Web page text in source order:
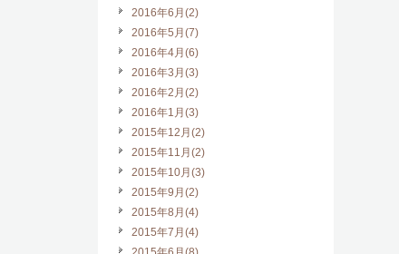
2016年6月(2)
2016年5月(7)
2016年4月(6)
2016年3月(3)
2016年2月(2)
2016年1月(3)
2015年12月(2)
2015年11月(2)
2015年10月(3)
2015年9月(2)
2015年8月(4)
2015年7月(4)